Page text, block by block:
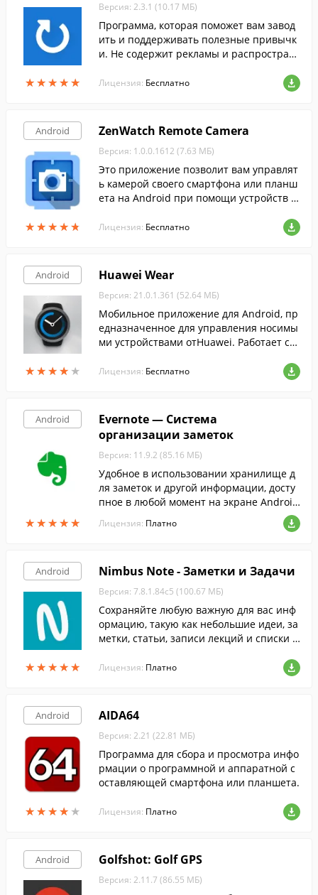
★★★★★
★★★★★
Версия: 2.3.1 (10.17 МБ)
Программа, которая поможет вам завод
ить и поддерживать полезные привычк
и. Не содержит рекламы и распростран
Лицензия: Бесплатно
Android
★★★★★
★★★★★
ZenWatch Remote Camera
Версия: 1.0.0.1612 (7.63 МБ)
Это приложение позволит вам управлят
ь камерой своего смартфона или планш
ета на Android при помощи устройств A
roid Wear.
Лицензия: Бесплатно
Android
★★★★ ★
★★★★ ★
Huawei Wear
Версия: 21.0.1.361 (52.64 МБ)
Мобильное приложение для Android, пр
едназначенное для управления носимы
ми устройствами отHuawei. Работает сH
band.
Лицензия: Бесплатно
Android
★★★★★
★★★★★
Evernote — Система
организации заметок
Версия: 11.9.2 (85.16 МБ)
Удобное в использовании хранилище д
ля заметок и другой информации, досту
пное в любой момент на экране Android
-гаджета. Программа подойдет для испо
льзования в личных целях и для бизнес
Лицензия: Платно
Android
★★★★★
★★★★★
Nimbus Note - Заметки и Задачи
Версия: 7.8.1.84c5 (100.67 МБ)
Сохраняйте любую важную для вас инф
ормацию, такую как небольшие идеи, за
метки, статьи, записи лекций и списки з
е, при помощи данной программы.
Лицензия: Платно
Android
★★★★ ★
★★★★ ★
AIDA64
Версия: 2.21 (22.81 МБ)
Программа для сбора и просмотра инфо
рмации о программной и аппаратной с
оставляющей смартфона или планшета.
Лицензия: Платно
Android Golfshot: Golf GPS
Версия: 2.11.7 (86.55 МБ)